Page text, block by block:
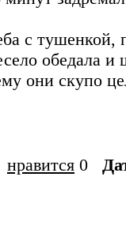
с тушенкой,
обедала и
они скупо
нравится 0